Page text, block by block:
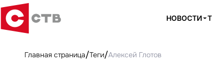
НОВОСТИ
Главная страница Теги Алексей Глотов